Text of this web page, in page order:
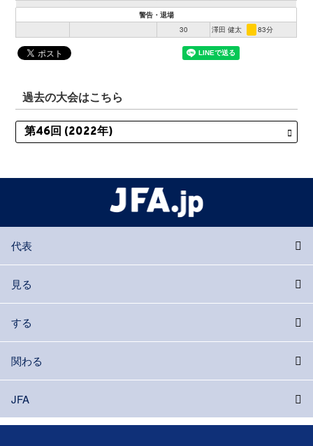
警告・退場
30
澤田 健太 83分
過去の大会はこちら
代表
見る
する
関わる
JFA